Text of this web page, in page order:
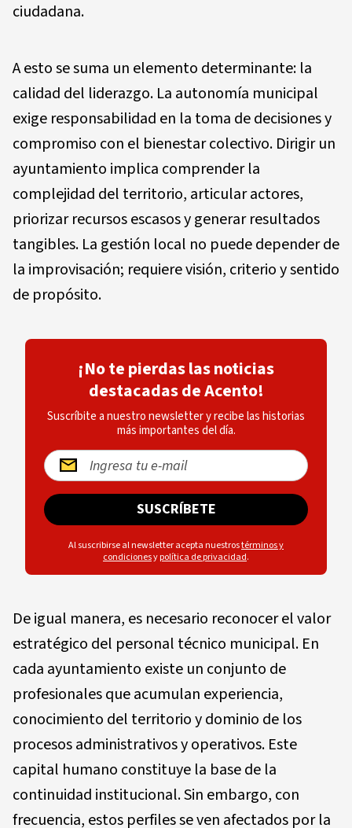
ciudadana.
A esto se suma un elemento determinante: la
calidad del liderazgo. La autonomía municipal
exige responsabilidad en la toma de decisiones y
compromiso con el bienestar colectivo. Dirigir un
ayuntamiento implica comprender la
complejidad del territorio, articular actores,
priorizar recursos escasos y generar resultados
tangibles. La gestión local no puede depender de
la improvisación; requiere visión, criterio y sentido
de propósito.
¡No te pierdas las noticias
destacadas de Acento!
Suscríbite a nuestro newsletter y recibe las historias
más importantes del día.
SUSCRÍBETE
Al suscribirse al newsletter acepta nuestrostérminos y
condicionesypolítica de privacidad.
De igual manera, es necesario reconocer el valor
estratégico del personal técnico municipal. En
cada ayuntamiento existe un conjunto de
profesionales que acumulan experiencia,
conocimiento del territorio y dominio de los
procesos administrativos y operativos. Este
capital humano constituye la base de la
continuidad institucional. Sin embargo, con
frecuencia, estos perfiles se ven afectados por la